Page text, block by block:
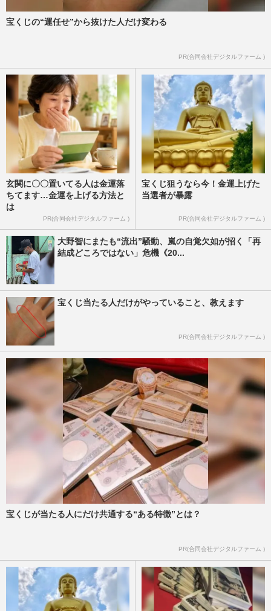
元NEWS・手越祐也が新宿“トー横”舞台の
宝くじの“運任せ”から抜けた人だけ変わる
PR(合同会社デジタルファーム )
玄関に〇〇置いてる人は金運落
ちてます…金運を上げる方法と
は
PR(合同会社デジタルファーム )
宝くじ狙うなら今！金運上げた
当選者が暴露
PR(合同会社デジタルファーム )
大野智にまたも“流出”騒動、嵐の自覚欠如が招く「再
結成どころではない」危機《20...
宝くじ当たる人だけがやっていること、教えます
PR(合同会社デジタルファーム )
宝くじが当たる人にだけ共通する“ある特徴”とは？
PR(合同会社デジタルファーム )